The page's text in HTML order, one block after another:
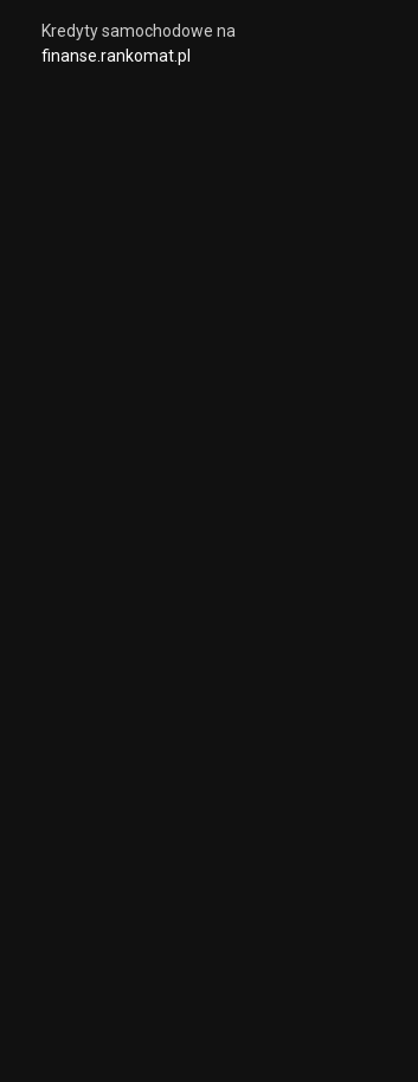
Kredyty samochodowe na
finanse.rankomat.pl